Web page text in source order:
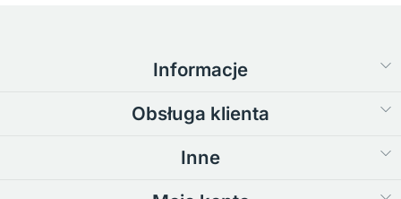
Informacje
Obsługa klienta
Inne